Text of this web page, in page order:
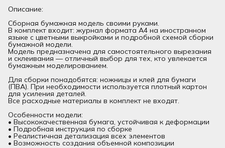
Описание:
Сборная бумажная модель своими руками.
В комплект входит: журнал формата А4 на иностранном
языке с цветными выкройками и подробной схемой сборки
бумажной модели.
Модель предназначена для самостоятельного вырезания
и склеивания — отличный выбор для тех, кто увлекается
бумажным моделированием.
Для сборки понадобятся: ножницы и клей для бумаги
(ПВА). При необходимости используется плотный картон
для усиления деталей.
Все расходные материалы в комплект не входят.
Особенности модели:
• Высококачественная бумага, устойчивая к деформации
• Подробная инструкция по сборке
• Реалистичная детализация всех элементов
• Возможность создания объемной композиции